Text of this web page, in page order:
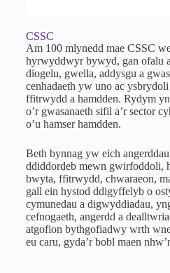
CSSC
Am 100 mlynedd mae CSSC
hyrwyddwyr bywyd, gan ofalu
diogelu, gwella, addysgu a
cenhadaeth yw uno ac
ffitrwydd a hamdden. Rydym
o’r gwasanaeth sifil a’r sector
o’u hamser hamdden.
Beth bynnag yw eich
ddiddordeb mewn gwirfoddoli,
bwyta, ffitrwydd, chwaraeon,
gall ein hystod ddigyffelyb o
cymunedau a digwyddiadau,
cefnogaeth, angerdd a
atgofion bythgofiadwy wrth
eu caru, gyda’r bobl maen